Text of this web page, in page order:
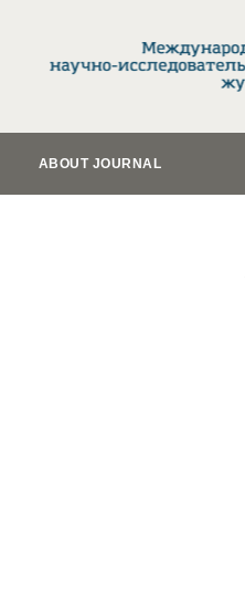
ABOUT JOURNAL